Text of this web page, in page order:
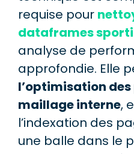
requise pour
dataframes
analyse de
approfondie. Elle
l’optimisation
maillage interne,
l’indexation des
une balle dans le